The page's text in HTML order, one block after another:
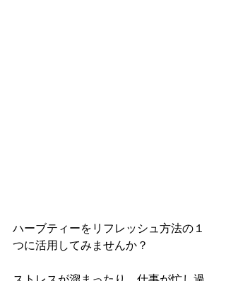
ハーブティーをリフレッシュ方法の１
つに活用してみませんか？